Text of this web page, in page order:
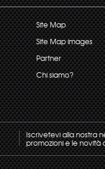
Site Map
Site Map images
Partner
Chi siamo?
Iscrivetevi alla nostra
promozioni e le novità